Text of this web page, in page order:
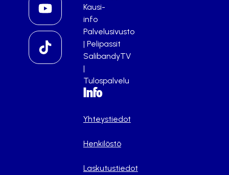
Kausi-
info
Palvelusivusto
| Pelipassit
SalibandyTV
|
Tulospalvelu
Info
Yhteystiedot
Henkilöstö
Laskutustiedot